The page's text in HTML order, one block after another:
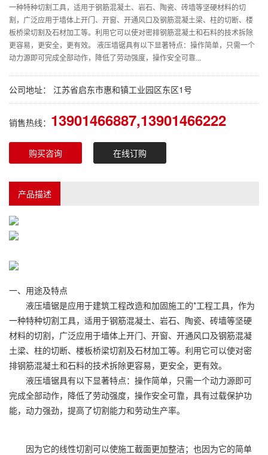
一种特种切割工具，适用于钢筋混凝土、岩石、陶瓷、砖墙等坚硬材料的切
割，广泛应用于墙体上开门、开窗、开通风口及钢筋混凝土梁、柱的切断、楼
板桥梁切割及石材加工等。利用它可以使对密排钢筋混凝土和石料的技术拆除
更容易，更安全，更有效。 液压墙锯具有以下显著特点：操作简单，只需一个
动力源即可完成全部动作，降低了劳动强度，操作安全可靠...
公司地址： 江苏省启东市惠和镇工业园区东区1号
销售热线： 13901466887,13901466222
购买咨询 在线订购
产品描述
一、用途及特点
液压墙锯是应用于建筑工程改造和加固施工的*工程工具，作为
一种特种切割工具，适用于钢筋混凝土、岩石、陶瓷、砖墙等坚硬
材料的切割，广泛应用于墙体上开门、开窗、开通风口及钢筋混凝
土梁、柱的切断、楼板桥梁切割及石材加工等。利用它可以使对密
排钢筋混凝土和石料的技术拆除更容易，更安全，更有效。
液压墙锯具有以下显著特点：操作简单，只需一个动力源即可
完成全部动作，降低了劳动强度，操作安全可靠，具有过载保护功
能，动力强劲，提高了切割能力和劳动生产率。
因为它的线性切割可以使施工截面更加整洁；也因为它的简单